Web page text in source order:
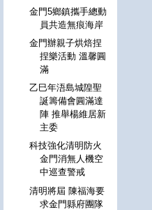
金門5鄉鎮攜手總動
員共造無痕海岸
金門辦親子烘焙捏
捏樂活動 溫馨圓
滿
乙巳年浯島城隍聖
誕籌備會圓滿達
陣 推舉楊維居新
主委
科技強化清明防火
金門消無人機空
中巡查警戒
清明將屆 陳福海要
求金門縣府團隊